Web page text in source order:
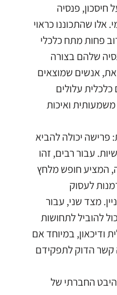
פנסיה
אלו שהתכוננו כראוי
פחות מתח כלכלי
שלהם בצורה
אנשים שמוצאים
עלולים
ואיכות
פרישה יכולה להביא
עבור רבים, זהו
המציע חופש מלחץ
לעסוק
מצד שני, עבור
להוביל לתחושות
ודיכאון, במיוחד אם
קשר הדוק לתפקידם
החברתי של